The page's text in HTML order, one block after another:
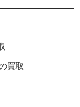
買取